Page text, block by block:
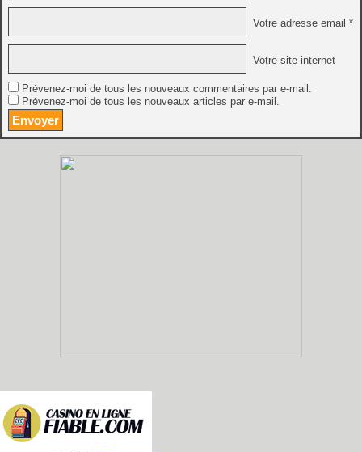
Votre adresse email *
Votre site internet
Prévenez-moi de tous les nouveaux commentaires par e-mail.
Prévenez-moi de tous les nouveaux articles par e-mail.